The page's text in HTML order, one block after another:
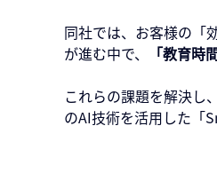
同社では、お客様の「
が進む中で、
「教育時
これらの課題を解決し
のAI技術を活用した「